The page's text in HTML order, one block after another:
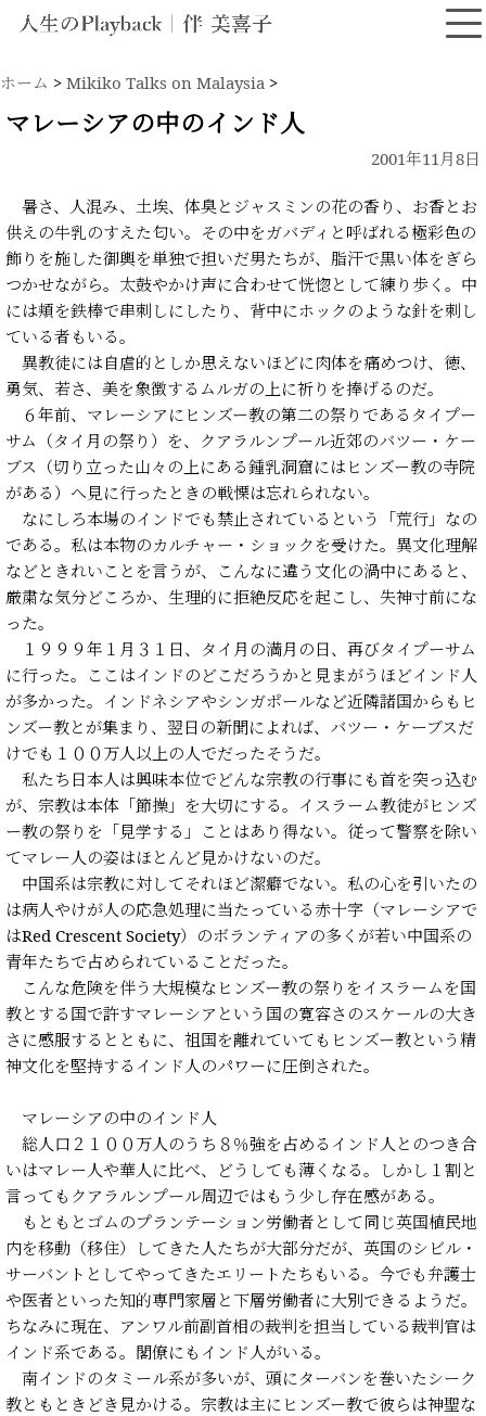
ホーム > Mikiko Talks on Malaysia >
マレーシアの中のインド人
2001年11月8日
暑さ、人混み、土埃、体臭とジャスミンの花の香り、お香とお
供えの牛乳のすえた匂い。その中をガバディと呼ばれる極彩色の
飾りを施した御輿を単独で担いだ男たちが、脂汗で黒い体をぎら
つかせながら。太鼓やかけ声に合わせて恍惚として練り歩く。中
には頬を鉄棒で串刺しにしたり、背中にホックのような針を刺し
ている者もいる。
異教徒には自虐的としか思えないほどに肉体を痛めつけ、徳、
勇気、若さ、美を象徴するムルガの上に祈りを捧げるのだ。
６年前、マレーシアにヒンズー教の第二の祭りであるタイプー
サム（タイ月の祭り）を、クアラルンプール近郊のバツー・ケー
ブス（切り立った山々の上にある鍾乳洞窟にはヒンズー教の寺院
がある）へ見に行ったときの戦慄は忘れられない。
なにしろ本場のインドでも禁止されているという「荒行」なの
である。私は本物のカルチャー・ショックを受けた。異文化理解
などときれいことを言うが、こんなに違う文化の渦中にあると、
厳粛な気分どころか、生理的に拒絶反応を起こし、失神寸前にな
った。
１９９９年１月３１日、タイ月の満月の日、再びタイプーサム
に行った。ここはインドのどこだろうかと見まがうほどインド人
が多かった。インドネシアやシンガポールなど近隣諸国からもヒ
ンズー教とが集まり、翌日の新聞によれば、バツー・ケーブスだ
けでも１００万人以上の人でだったそうだ。
私たち日本人は興味本位でどんな宗教の行事にも首を突っ込む
が、宗教は本体「節操」を大切にする。イスラーム教徒がヒンズ
ー教の祭りを「見学する」ことはあり得ない。従って警察を除い
てマレー人の姿はほとんど見かけないのだ。
中国系は宗教に対してそれほど潔癖でない。私の心を引いたの
は病人やけが人の応急処理に当たっている赤十字（マレーシアで
はRed Crescent Society）のボランティアの多くが若い中国系の
青年たちで占められていることだった。
こんな危険を伴う大規模なヒンズー教の祭りをイスラームを国
教とする国で許すマレーシアという国の寛容さのスケールの大き
さに感服するとともに、祖国を離れていてもヒンズー教という精
神文化を堅持するインド人のパワーに圧倒された。
マレーシアの中のインド人
総人口２１００万人のうち８％強を占めるインド人とのつき合
いはマレー人や華人に比べ、どうしても薄くなる。しかし１割と
言ってもクアラルンプール周辺ではもう少し存在感がある。
もともとゴムのプランテーション労働者として同じ英国植民地
内を移動（移住）してきた人たちが大部分だが、英国のシビル・
サーバントとしてやってきたエリートたちもいる。今でも弁護士
や医者といった知的専門家層と下層労働者に大別できるようだ。
ちなみに現在、アンワル前副首相の裁判を担当している裁判官は
インド系である。閣僚にもインド人がいる。
南インドのタミール系が多いが、頭にターバンを巻いたシーク
教ともときどき見かける。宗教は主にヒンズー教で彼らは神聖な